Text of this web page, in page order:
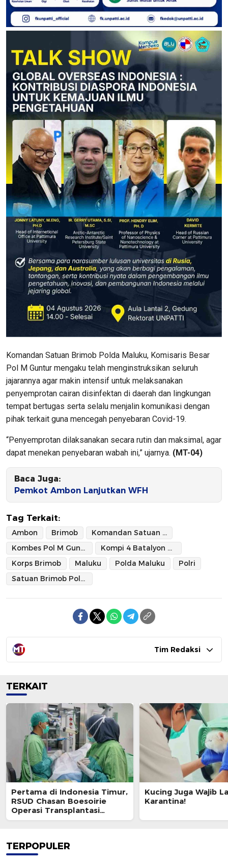
Komandan Satuan Brimob Polda Maluku, Komisaris Besar
Pol M Guntur mengaku telah menginstruksikan seluruh
jajarannya agar makin intensif untuk melaksanakan
penyemprotan cairan disinfektan di daerah dan lingkungan
tempat bertugas serta selalu menjalin komunikasi dengan
pihak terkait guna mencegah penyebaran Covid-19.
“Penyemprotan dilaksanakan secara rutin dan maksimal, agar
dapat menekan penyebaran wabah ini,” ujarnya. (MT-04)
Baca Juga:
Pemkot Ambon Lanjutkan WFH
Tag Terkait:
Ambon Brimob
Komandan Satuan Brimob Polda Maluku
Kombes Pol M Guntur
Kompi 4 Batalyon A Pelopor Satuan Brimob Polda Maluku
Korps Brimob
Maluku Polda Maluku
Polri
Satuan Brimob Polda Maluku
Tim Redaksi
TERKAIT
Pertama di Indonesia Timur,
RSUD Chasan Boesoirie
Operasi Transplantasi
Kornea
Kucing Juga Wajib
Karantina!
TERPOPULER